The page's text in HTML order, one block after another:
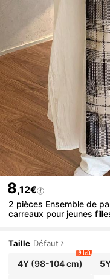
8,12€
2 pièces Ensemble de
carreaux pour jeunes
Taille Défaut
4Y(98-104 cm)
9 left